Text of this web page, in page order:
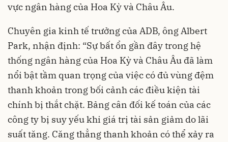
vực ngân hàng của Hoa Kỳ và Châu Âu.
Chuyên gia kinh tế trưởng của ADB, ông Albert
Park, nhận định: “Sự bất ổn gần đây trong hệ
thống ngân hàng của Hoa Kỳ và Châu Âu đã làm
nổi bật tầm quan trọng của việc có đủ vùng đệm
thanh khoản trong bối cảnh các điều kiện tài
chính bị thắt chặt. Bảng cân đối kế toán của các
công ty bị suy yếu khi giá trị tài sản giảm do lãi
suất tăng. Căng thẳng thanh khoản có thể xảy ra